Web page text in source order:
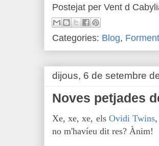
Postejat per Vent d
Categories: Blog,
dijous, 6 de setembre
Noves petjades
Xe, xe, xe, els Ovidi Twins,
no m'havíeu dit res? Ànim!